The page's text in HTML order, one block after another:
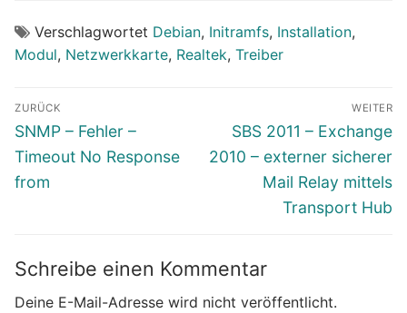
Verschlagwortet Debian, Initramfs, Installation,
Modul, Netzwerkkarte, Realtek, Treiber
Beitragsnavigation
ZURÜCK
Vorheriger
Beitrag:
SNMP – Fehler –
Timeout No Response
from
WEITER
Nächster
Beitrag:
SBS 2011 – Exchange
2010 – externer sicherer
Mail Relay mittels
Transport Hub
Schreibe einen Kommentar
Deine E-Mail-Adresse wird nicht veröffentlicht.